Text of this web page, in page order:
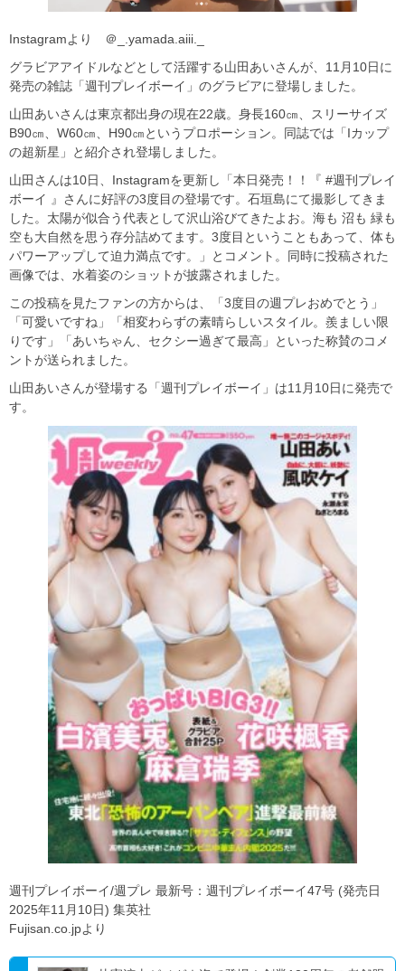
Instagramより ＠_.yamada.aiii._
グラビアアイドルなどとして活躍する山田あいさんが、11月10日に
発売の雑誌「週刊プレイボーイ」のグラビアに登場しました。
山田あいさんは東京都出身の現在22歳。身長160㎝、スリーサイズ
B90㎝、W60㎝、H90㎝というプロポーション。同誌では「Iカップ
の超新星」と紹介され登場しました。
山田さんは10日、Instagramを更新し「本日発売！！『 #週刊プレイ
ボーイ 』さんに好評の3度目の登場です。石垣島にて撮影してきま
した。太陽が似合う代表として沢山浴びてきたよお。海も 沼も 緑も
空も大自然を思う存分詰めてます。3度目ということもあって、体も
パワーアップして迫力満点です。」とコメント。同時に投稿された
画像では、水着姿のショットが披露されました。
この投稿を見たファンの方からは、「3度目の週プレおめでとう」
「可愛いですね」「相変わらずの素晴らしいスタイル。羨ましい限
りです」「あいちゃん、セクシー過ぎて最高」といった称賛のコメ
ントが送られました。
山田あいさんが登場する「週刊プレイボーイ」は11月10日に発売で
す。
週刊プレイボーイ/週プレ 最新号：週刊プレイボーイ47号 (発売日
2025年11月10日) 集英社
Fujisan.co.jpより